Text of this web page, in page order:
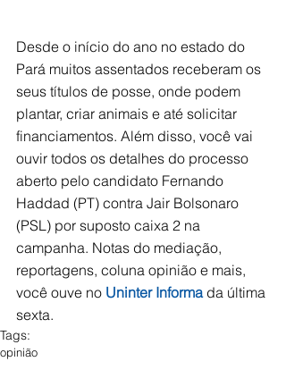
Desde o início do ano no estado do
Pará muitos assentados receberam os
seus títulos de posse, onde podem
plantar, criar animais e até solicitar
financiamentos. Além disso, você vai
ouvir todos os detalhes do processo
aberto pelo candidato Fernando
Haddad (PT) contra Jair Bolsonaro
(PSL) por suposto caixa 2 na
campanha. Notas do mediação,
reportagens, coluna opinião e mais,
você ouve no Uninter Informa da última
sexta.
Tags:
opinião